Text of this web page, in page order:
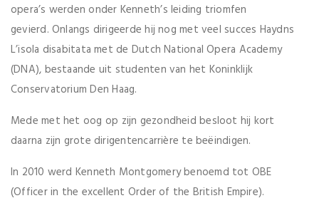
opera’s werden onder Kenneth’s leiding triomfen
gevierd. Onlangs dirigeerde hij nog met veel succes Haydns
L’isola disabitata met de Dutch National Opera Academy
(DNA), bestaande uit studenten van het Koninklijk
Conservatorium Den Haag.
Mede met het oog op zijn gezondheid besloot hij kort
daarna zijn grote dirigentencarrière te beëindigen.
In 2010 werd Kenneth Montgomery benoemd tot OBE
(Officer in the excellent Order of the British Empire).